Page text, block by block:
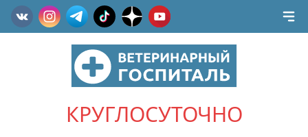
КРУГЛОСУТОЧНО